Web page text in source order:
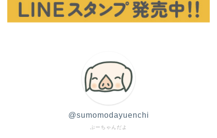
ぷーちゃんだよ
@sumomodayuenchi